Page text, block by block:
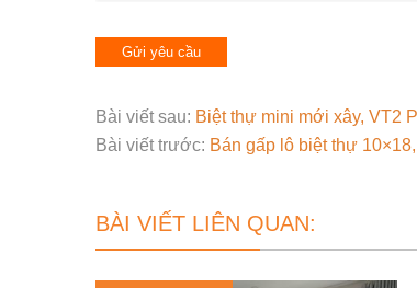
Bài viết sau: Biệt thự mini mới xây, VT2
Bài viết trước: Bán gấp lô biệt thự
BÀI VIẾT LIÊN QUAN: